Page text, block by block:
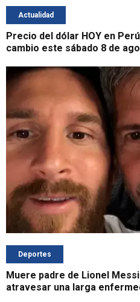
Actualidad
Precio del dólar HOY en
cambio este sábado 8 de
Deportes
Muere padre de Lionel
atravesar una larga